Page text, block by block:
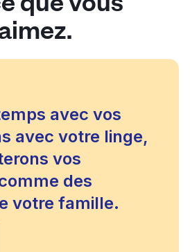
avec vos
avec votre linge,
vos
des
votre famille.